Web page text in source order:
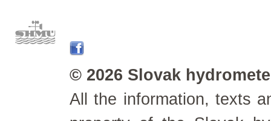
© 2026 Slovak
All the information, texts